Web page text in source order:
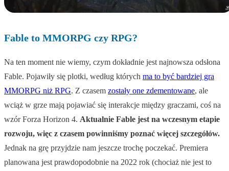
Fable to MMORPG czy RPG?
Na ten moment nie wiemy, czym dokładnie jest najnowsza odsłona
Fable. Pojawiły się plotki, według których ma to być bardziej gra
MMORPG niż RPG. Z czasem zostały one zdementowane, ale
wciąż w grze mają pojawiać się interakcje między graczami, coś na
wzór Forza Horizon 4. Aktualnie Fable jest na wczesnym etapie
rozwoju, więc z czasem powinniśmy poznać więcej szczegółów.
Jednak na grę przyjdzie nam jeszcze trochę poczekać. Premiera
planowana jest prawdopodobnie na 2022 rok (chociaż nie jest to